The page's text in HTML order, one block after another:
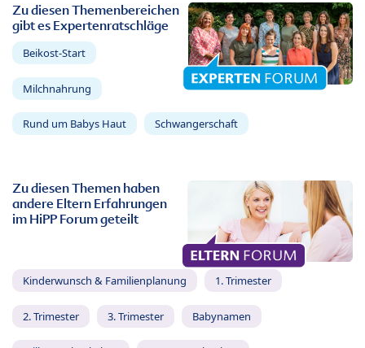
Zu diesen Themenbereichen
gibt es Expertenratschläge
Beikost-Start
Milchnahrung
Rund um Babys Haut Schwangerschaft
Zu diesen Themen haben
andere Eltern Erfahrungen
im HiPP Forum geteilt
Kinderwunsch & Familienplanung 1. Trimester
2. Trimester 3. Trimester Babynamen